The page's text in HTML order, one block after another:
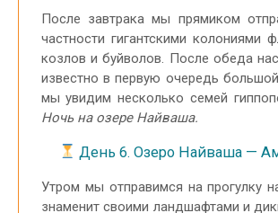
После завтрака мы прямиком
частности гигантскими
козлов и буйволов. После обеда
известно в первую очередь
мы увидим несколько семей
Ночь на озере Найваша.
День 6. Озеро Найваша —
Утром мы отправимся на прогулку
знаменит своими ландшафтами и